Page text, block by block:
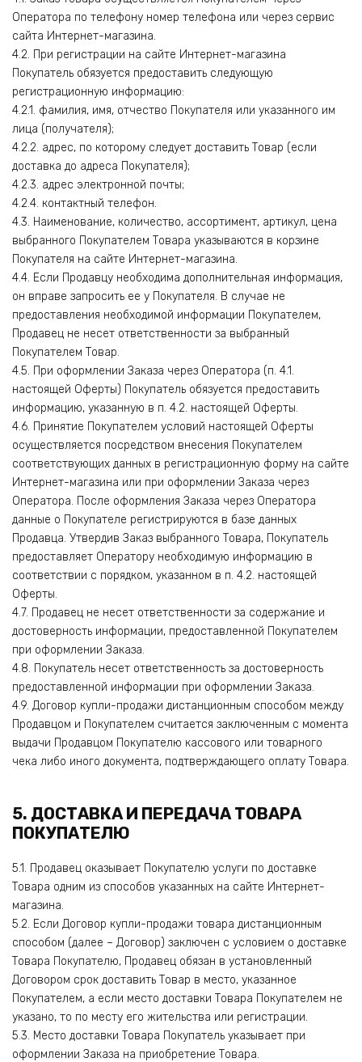
Оператора по телефону номер телефона или через сервис
сайта Интернет-магазина.
4.2. При регистрации на сайте Интернет-магазина
Покупатель обязуется предоставить следующую
регистрационную информацию:
4.2.1. фамилия, имя, отчество Покупателя или указанного им
лица (получателя);
4.2.2. адрес, по которому следует доставить Товар (если
доставка до адреса Покупателя);
4.2.3. адрес электронной почты;
4.2.4. контактный телефон.
4.3. Наименование, количество, ассортимент, артикул, цена
выбранного Покупателем Товара указываются в корзине
Покупателя на сайте Интернет-магазина.
4.4. Если Продавцу необходима дополнительная информация,
он вправе запросить ее у Покупателя. В случае не
предоставления необходимой информации Покупателем,
Продавец не несет ответственности за выбранный
Покупателем Товар.
4.5. При оформлении Заказа через Оператора (п. 4.1.
настоящей Оферты) Покупатель обязуется предоставить
информацию, указанную в п. 4.2. настоящей Оферты.
4.6. Принятие Покупателем условий настоящей Оферты
осуществляется посредством внесения Покупателем
соответствующих данных в регистрационную форму на сайте
Интернет-магазина или при оформлении Заказа через
Оператора. После оформления Заказа через Оператора
данные о Покупателе регистрируются в базе данных
Продавца. Утвердив Заказ выбранного Товара, Покупатель
предоставляет Оператору необходимую информацию в
соответствии с порядком, указанном в п. 4.2. настоящей
Оферты.
4.7. Продавец не несет ответственности за содержание и
достоверность информации, предоставленной Покупателем
при оформлении Заказа.
4.8. Покупатель несет ответственность за достоверность
предоставленной информации при оформлении Заказа.
4.9. Договор купли-продажи дистанционным способом между
Продавцом и Покупателем считается заключенным с момента
выдачи Продавцом Покупателю кассового или товарного
чека либо иного документа, подтверждающего оплату Товара.
5. ДОСТАВКА И ПЕРЕДАЧА ТОВАРА
ПОКУПАТЕЛЮ
5.1. Продавец оказывает Покупателю услуги по доставке
Товара одним из способов указанных на сайте Интернет-
магазина.
5.2. Если Договор купли-продажи товара дистанционным
способом (далее – Договор) заключен с условием о доставке
Товара Покупателю, Продавец обязан в установленный
Договором срок доставить Товар в место, указанное
Покупателем, а если место доставки Товара Покупателем не
указано, то по месту его жительства или регистрации.
5.3. Место доставки Товара Покупатель указывает при
оформлении Заказа на приобретение Товара.